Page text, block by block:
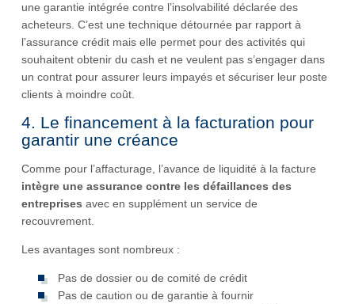
une garantie intégrée contre l’insolvabilité déclarée des
acheteurs. C’est une technique détournée par rapport à
l’assurance crédit mais elle permet pour des activités qui
souhaitent obtenir du cash et ne veulent pas s’engager dans
un contrat pour assurer leurs impayés et sécuriser leur poste
clients à moindre coût.
4. Le financement à la facturation pour
garantir une créance
Comme pour l’affacturage, l’avance de liquidité à la facture
intègre une assurance contre les défaillances des
entreprises avec en supplément un service de
recouvrement.
Les avantages sont nombreux :
Pas de dossier ou de comité de crédit
Pas de caution ou de garantie à fournir